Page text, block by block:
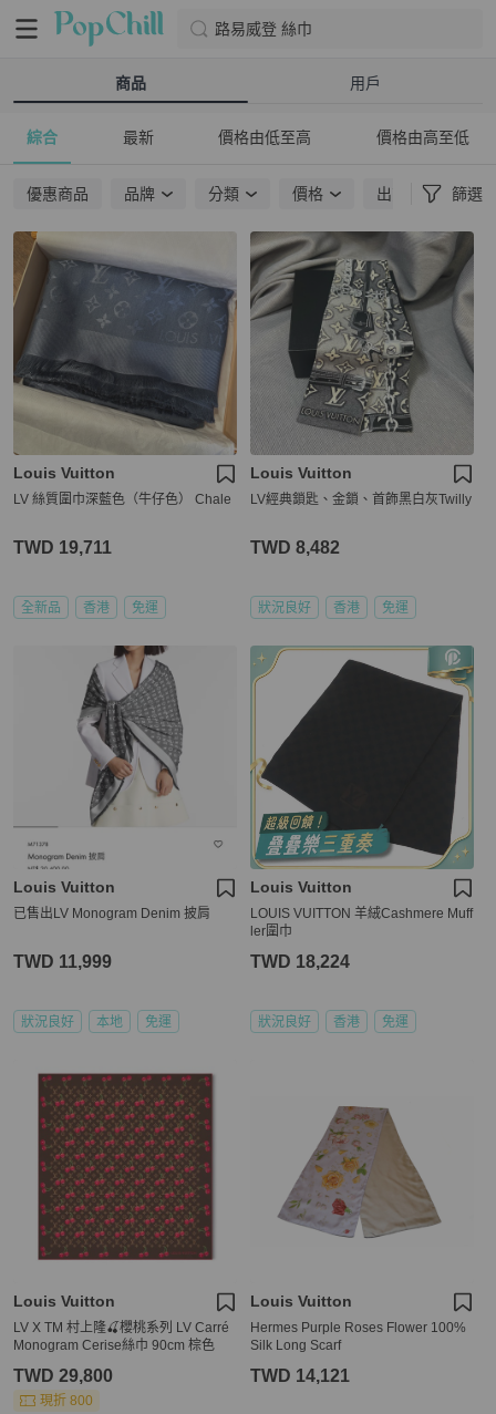
路易威登 絲巾
商品 用戶
綜合 最新 價格由低至高 價格由高至低
優惠商品 品牌 分類 價格 出貨地點 篩選
Louis Vuitton
LV 絲質圍巾深藍色（牛仔色） Chale
TWD 19,711
全新品 香港 免運
Louis Vuitton
LV經典鎖匙、金鎖、首飾黑白灰Twilly
TWD 8,482
狀況良好 香港 免運
Louis Vuitton
已售出LV Monogram Denim 披肩
TWD 11,999
狀況良好 本地 免運
Louis Vuitton
LOUIS VUITTON 羊絨Cashmere Muff
ler圍巾
TWD 18,224
狀況良好 香港 免運
Louis Vuitton
LV X TM 村上隆🍒櫻桃系列 LV Carré
Monogram Cerise絲巾 90cm 棕色
TWD 29,800
現折 800
Louis Vuitton
Hermes Purple Roses Flower 100%
Silk Long Scarf
TWD 14,121